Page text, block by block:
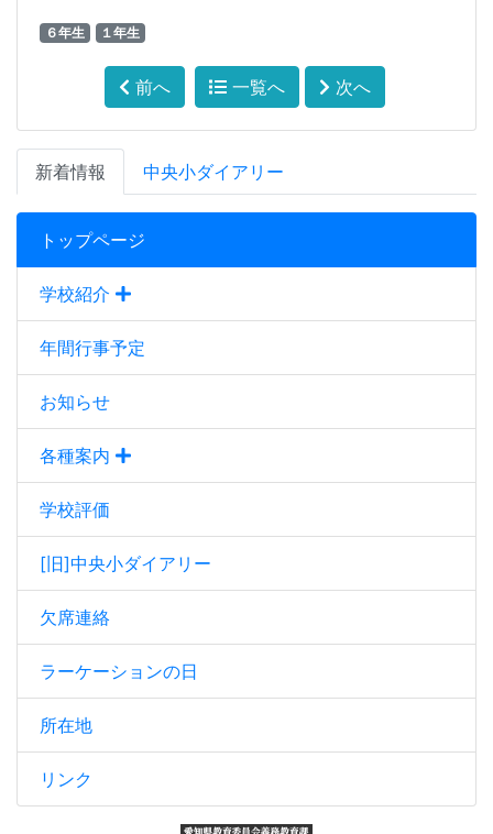
トップページ
学校紹介
年間行事予定
お知らせ
各種案内
学校評価
[旧]中央小ダイアリー
欠席連絡
ラーケーションの日
所在地
リンク
６年生 １年生
前へ 一覧へ 次へ
新着情報 中央小ダイアリー